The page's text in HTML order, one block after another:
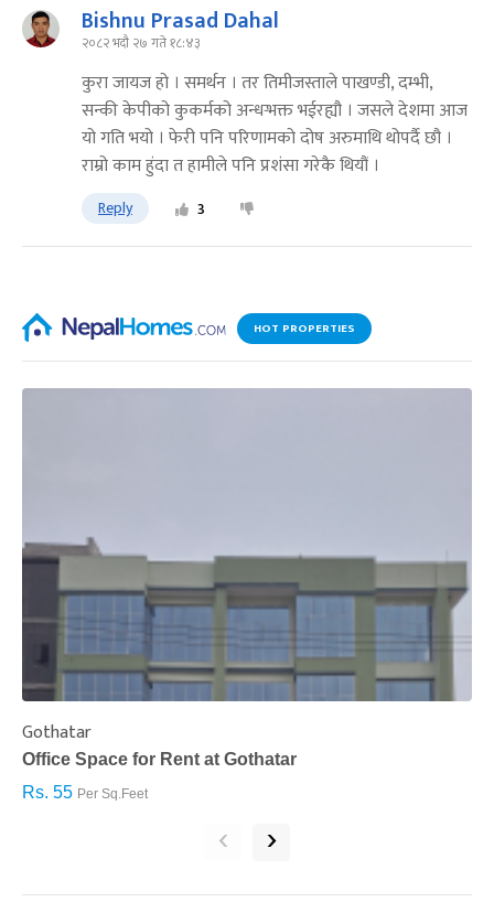
Bishnu Prasad Dahal
२०८२ भदौ २७ गते १८:४३
कुरा जायज हो । समर्थन । तर तिमीजस्ताले पाखण्डी, दम्भी,
सन्की केपीको कुकर्मको अन्धऱ्भक्त भईरह्यौ । जसले देशमा आज
यो गति भयो । फेरी पनि परिणामको दोष अरुमाथि थोपर्दै छौ ।
राम्रो काम हुंदा त हामीले पनि प्रशंसा गरेकै थियौं ।
Reply 3
HOT PROPERTIES
Gothatar
Office Space for Rent at Gothatar
Rs. 55 Per Sq.Feet
‹ ›